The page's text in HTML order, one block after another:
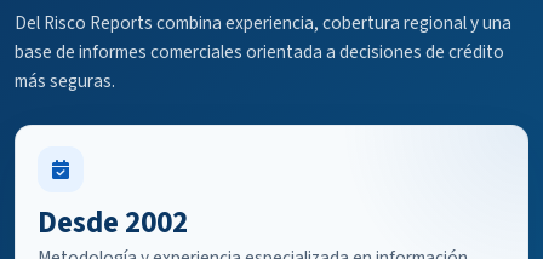
Del Risco Reports combina experiencia, cobertura regional y una
base de informes comerciales orientada a decisiones de crédito
más seguras.
Desde 2002